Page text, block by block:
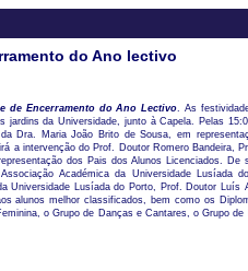
do Ano lectivo
de Encerramento do Ano Lectivo. As
da Universidade, junto à Capela. Pelas
Dra. Maria João Brito de Sousa, em
a intervenção do Prof. Doutor Romero Bandeira,
dos Pais dos Alunos Licenciados. De
Académica da Universidade Lusíada
Universidade Lusíada do Porto, Prof. Doutor Luís
alunos melhor classificados, bem como os
o Grupo de Danças e Cantares, o Grupo de